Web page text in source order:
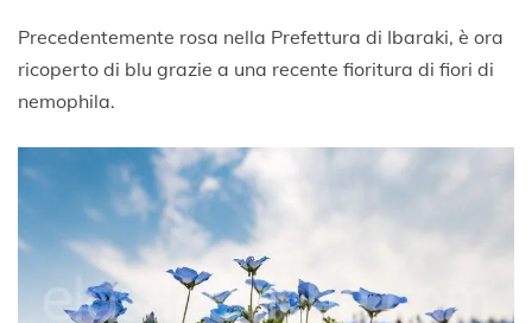
Precedentemente rosa nella Prefettura di Ibaraki, è ora
ricoperto di blu grazie a una recente fioritura di fiori di
nemophila.